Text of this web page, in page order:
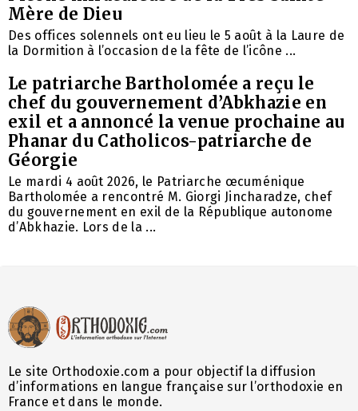
Mère de Dieu
Des offices solennels ont eu lieu le 5 août à la Laure de
la Dormition à l’occasion de la fête de l’icône ...
Le patriarche Bartholomée a reçu le
chef du gouvernement d’Abkhazie en
exil et a annoncé la venue prochaine au
Phanar du Catholicos-patriarche de
Géorgie
Le mardi 4 août 2026, le Patriarche œcuménique
Bartholomée a rencontré M. Giorgi Jincharadze, chef
du gouvernement en exil de la République autonome
d’Abkhazie. Lors de la ...
Le site Orthodoxie.com a pour objectif la diffusion
d’informations en langue française sur l’orthodoxie en
France et dans le monde.